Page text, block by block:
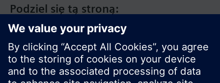
Podziel się tą stroną: